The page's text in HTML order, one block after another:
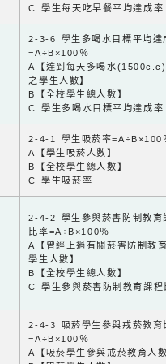
C 學生每天吃早餐平均達成率
2-3-6 學生多喝水目標平均達
=A÷B×100％
A【達到每天多喝水
之學生人數】
B【全校學生總人數】
C 學生多喝水目標平均達成率
2-4-1 學生吸菸率=A÷B×100
A【學生吸菸人數】
B【全校學生總人數】
C 學生吸菸率
2-4-2 學生參與菸害防制教育
比率=A÷B×100％
A【曾經上過有關菸害防制教
學生人數】
B【全校學生總人數】
C 學生參與菸害防制教育課程
2-4-3 吸菸學生參與戒菸教育
=A÷B×100％
A【吸菸學生參與戒菸教育人